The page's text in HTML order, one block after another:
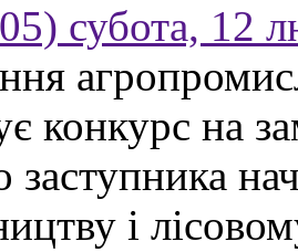
субота, 12
конкурс на
заступника
і